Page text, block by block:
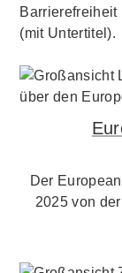
Barrierefreiheit
(mit Untertitel).
Der
2025 von